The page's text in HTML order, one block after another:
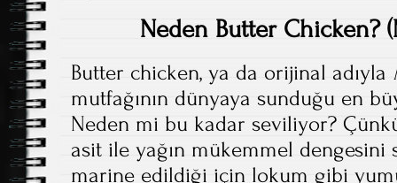
Neden Butter Chicken?
Butter chicken, ya da orijinal adıyla
mutfağının dünyaya sunduğu en
Neden mi bu kadar seviliyor?
asit ile yağın mükemmel dengesini
marine edildiği için lokum gibi